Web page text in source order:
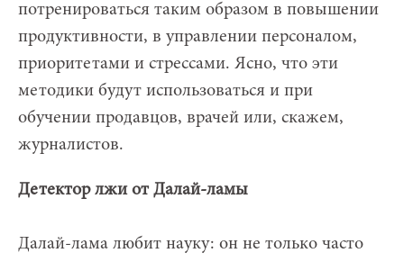
потренироваться таким образом в повышении
продуктивности, в управлении персоналом,
приоритетами и стрессами. Ясно, что эти
методики будут использоваться и при
обучении продавцов, врачей или, скажем,
журналистов.
Детектор лжи от Далай-ламы
Далай-лама любит науку: он не только часто